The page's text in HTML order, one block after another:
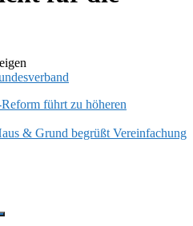
führt zu höheren
& Grund begrüßt Vereinfachung